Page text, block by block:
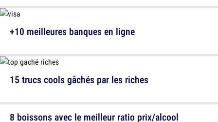
+10 meilleures banques en ligne
8 boissons avec le meilleur ratio prix/alcool
15 trucs cools gâchés par les riches